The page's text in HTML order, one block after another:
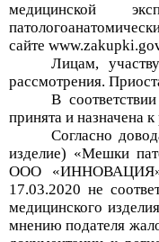
медицинской
сайте
Лицам,
рассмотрения.
В
принята и назначена
Согласно
изделие) «Мешки
ООО «ИННОВАЦИЯ»
17.03.2020 не
медицинского
мнению подателя